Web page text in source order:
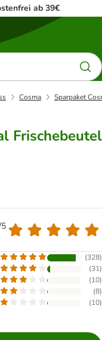
ab 39€
Cosma Sparpaket
Frischebeutel
(328)
(31)
(10)
(8)
(10)